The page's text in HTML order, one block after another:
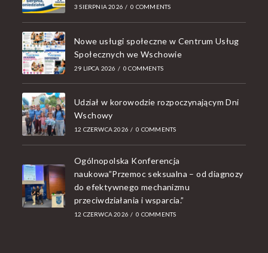
3 SIERPNIA 2026 / 0 COMMENTS
Nowe usługi społeczne w Centrum Usług
Społecznych we Wschowie
29 LIPCA 2026 / 0 COMMENTS
Udział w korowodzie rozpoczynającym Dni
Wschowy
12 CZERWCA 2026 / 0 COMMENTS
Ogólnopolska Konferencja
naukowa”Przemoc seksualna – od diagnozy
do efektywnego mechanizmu
przeciwdziałania i wsparcia.”
12 CZERWCA 2026 / 0 COMMENTS